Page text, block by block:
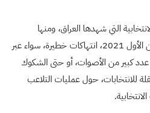
التي شهدها العراق، ومنها
الانتخابات الأخيرة في أكتوبر/ تشرين الأول 2021، انتهاكات خطيرة، سواء عبر
عدد كبير من الأصوات، أو حتى الشكوك
للانتخابات، حول عمليات التلاعب